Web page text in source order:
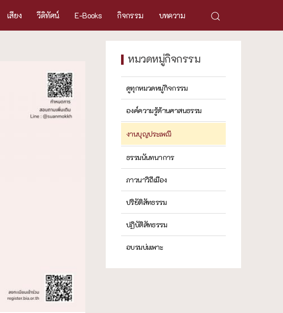
เสียง วีดิทัศน์ E-Books กิจกรรม บทความ
หมวดหมู่กิจกรรม
ดูทุกหมวดหมู่กิจกรรม
องค์ความรู้ด้านศาสนธรรม
งานบุญประเพณี
ธรรมนันทนาการ
ภาวนาวิถีเมือง
ปริยัติสัทธรรม
ปฏิบัติสัทธรรม
อบรมบ่มเพาะ